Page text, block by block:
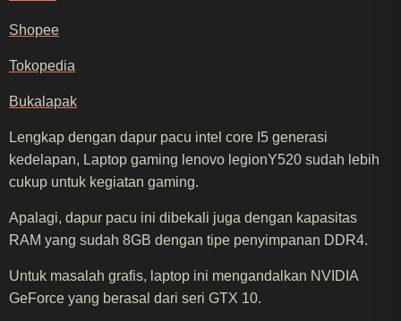
Shopee
Tokopedia
Bukalapak
Lengkap dengan dapur pacu intel core I5 generasi
kedelapan, Laptop gaming lenovo legionY520 sudah lebih
cukup untuk kegiatan gaming.
Apalagi, dapur pacu ini dibekali juga dengan kapasitas
RAM yang sudah 8GB dengan tipe penyimpanan DDR4.
Untuk masalah grafis, laptop ini mengandalkan NVIDIA
GeForce yang berasal dari seri GTX 10.